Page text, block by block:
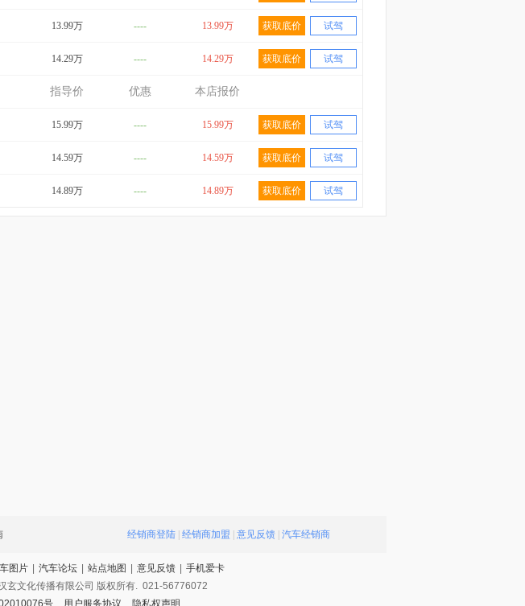
13.99万 ---- 13.99万 获取底价 试驾
14.29万 ---- 14.29万 获取底价 试驾
指导价 优惠 本店报价
15.99万 ---- 15.99万 获取底价 试驾
14.59万 ---- 14.59万 获取底价 试驾
14.89万 ---- 14.89万 获取底价 试驾
经销商登陆 经销商加盟 意见反馈 汽车经销商
图片 汽车论坛 站点地图 意见反馈
手机爱卡
玄文化传播有限公司 版权所有. 021-56776072
号 用户服务协议 隐私权声明